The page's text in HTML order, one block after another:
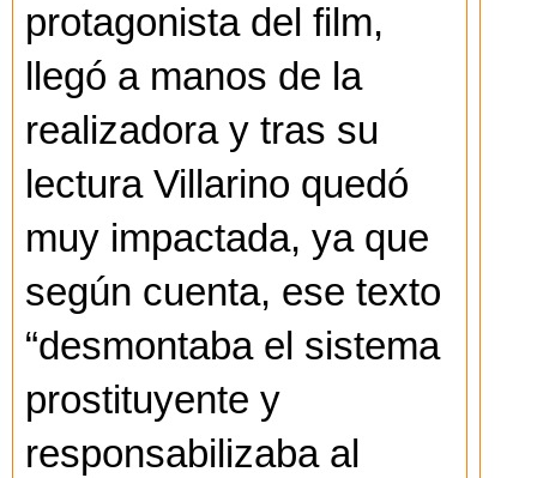
protagonista del film,
llegó a manos de la
realizadora y tras su
lectura Villarino quedó
muy impactada, ya que
según cuenta, ese texto
“desmontaba el sistema
prostituyente y
responsabilizaba al